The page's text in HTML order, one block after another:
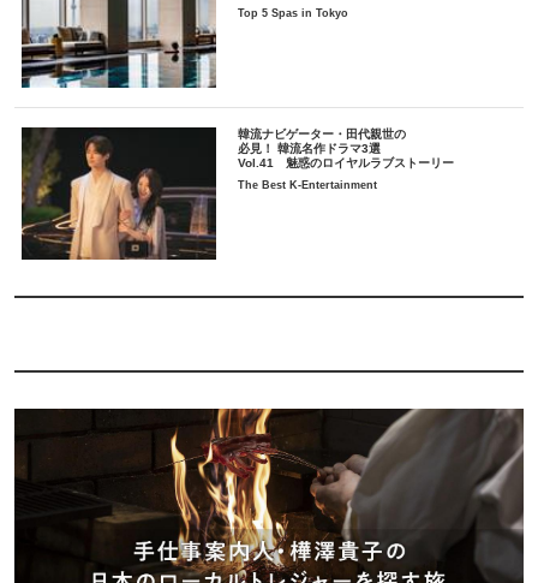
Top 5 Spas in Tokyo
韓流ナビゲーター・田代親世の
必見！ 韓流名作ドラマ3選
Vol.41 魅惑のロイヤルラブストーリー
The Best K-Entertainment